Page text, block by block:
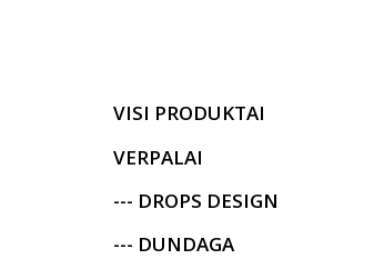
VISI PRODUKTAI
VERPALAI
--- DROPS DESIGN
--- DUNDAGA